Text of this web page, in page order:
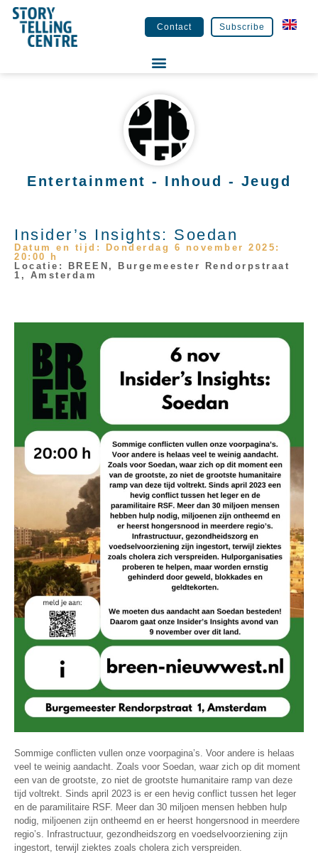
Contact Subscribe
Entertainment - Inhoud - Jeugd
Insider’s Insights: Soedan
Datum en tijd: Donderdag 6 november 2025:
20:00 h
Locatie: BREEN, Burgemeester Rendorpstraat
1, Amsterdam
Sommige conflicten vullen onze voorpagina’s. Voor andere is helaas
veel te weinig aandacht. Zoals voor Soedan, waar zich op dit moment
een van de grootste, zo niet de grootste humanitaire ramp van deze
tijd voltrekt. Sinds april 2023 is er een hevig conflict tussen het leger
en de paramilitaire RSF. Meer dan 30 miljoen mensen hebben hulp
nodig, miljoenen zijn ontheemd en er heerst hongersnood in meerdere
regio’s. Infrastructuur, gezondheidszorg en voedselvoorziening zijn
ingestort, terwijl ziektes zoals cholera zich verspreiden.